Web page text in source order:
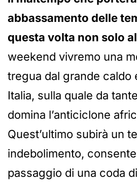
abbassamento delle
questa volta non solo
weekend vivremo una
tregua dal grande caldo
Italia, sulla quale da
domina l’anticiclone
Quest’ultimo subirà un
indebolimento,
passaggio di una coda